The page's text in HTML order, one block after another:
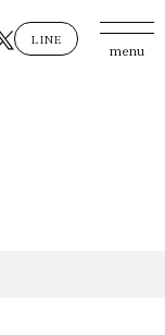
LINE
menu